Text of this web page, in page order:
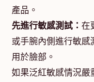
產品。
先進行敏感測試： 在
或手腕內側進行敏
用於臉部。
如果泛紅敏感情況嚴